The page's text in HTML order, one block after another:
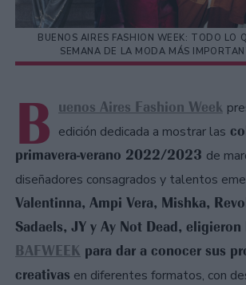
BUENOS AIRES FASHION WEEK: TODO LO
SEMANA DE LA MODA MÁS
B uenos Aires Fashion Week
edición dedicada a mostrar las
primavera-verano 2022/2023 de
diseñadores consagrados y talentos
Valentinna, Ampi Vera, Mishka,
Sadaels, JY y Ay Not Dead,
BAFWEEK para dar a conocer sus
creativas en diferentes formatos, con